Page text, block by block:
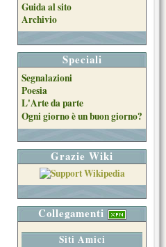
Guida al sito
Archivio
Speciali
Segnalazioni
Poesia
L'Arte da parte
Ogni giorno è un buon giorno?
Grazie Wiki
Collegamenti
Siti Amici